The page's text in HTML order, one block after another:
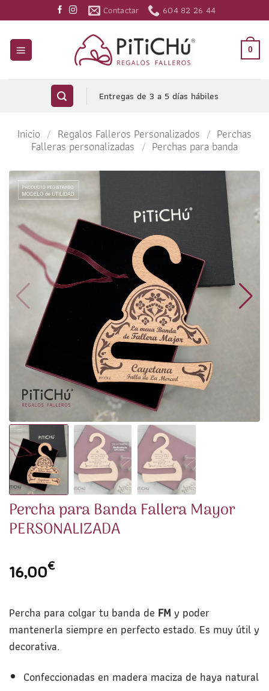
al
contenido
Contactar 604 82 26 44
0
Entregas de 3 a 5 días hábiles
Inicio / Regalos Falleros Personalizados / Perchas
Falleras personalizadas / Perchas para banda
Percha para Banda Fallera Mayor
PERSONALIZADA
16,00€
Percha para colgar tu banda de FM y poder
mantenerla siempre en perfecto estado. Es muy útil y
decorativa.
Confeccionadas en madera maciza de haya natural